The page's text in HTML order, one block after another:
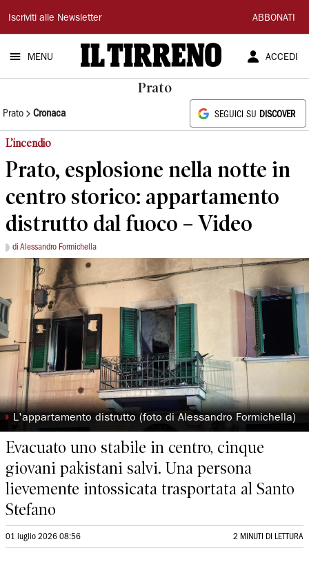
Il
Tirreno
Iscriviti alle Newsletter ABBONATI
MENU ACCEDI
Prato
Prato Cronaca SEGUICI SU DISCOVER
L’incendio
Prato, esplosione nella notte in
centro storico: appartamento
distrutto dal fuoco – Video
di Alessandro Formichella
◗ L'appartamento distrutto (foto di Alessandro Formichella)
Evacuato uno stabile in centro, cinque
giovani pakistani salvi. Una persona
lievemente intossicata trasportata al Santo
Stefano
01 luglio 2026 08:56 2 MINUTI DI LETTURA